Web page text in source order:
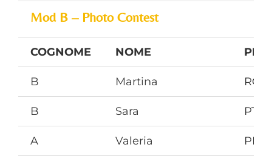
Mod B – Photo Contest
COGNOME NOME
B Martina RO
B Sara PT
A Valeria PN